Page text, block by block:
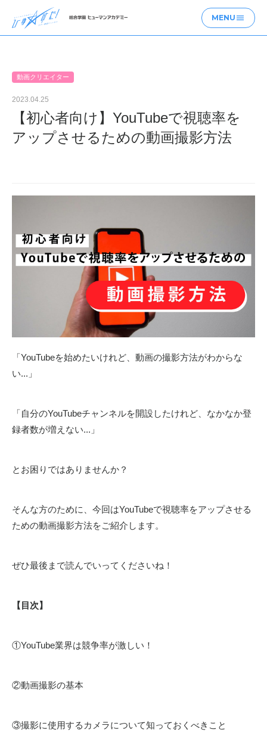
MENU menu
動画クリエイター
2023.04.25
【初心者向け】YouTubeで視聴率を
アップさせるための動画撮影方法
「YouTubeを始めたいけれど、動画の撮影方法がわからな
い...」
「自分のYouTubeチャンネルを開設したけれど、なかなか登
録者数が増えない...」
とお困りではありませんか？
そんな方のために、今回はYouTubeで視聴率をアップさせる
ための動画撮影方法をご紹介します。
ぜひ最後まで読んでいってくださいね！
【目次】
①YouTube業界は競争率が激しい！
②動画撮影の基本
③撮影に使用するカメラについて知っておくべきこと